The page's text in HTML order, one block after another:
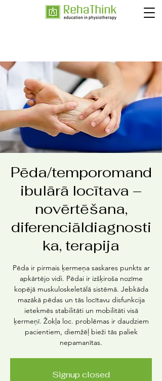
Pēda/temporomand
ibulārā locītava –
novērtēšana,
diferenciāldiagnosti
ka, terapija
Pēda ir pirmais ķermeņa saskares punkts ar
apkārtējo vidi. Pēdai ir izšķiroša nozīme
kopējā muskuloskeletālā sistēmā. Jebkāda
mazākā pēdas un tās locītavu disfunkcija
ietekmēs stabilitāti un mobilitāti visā
ķermeņī. Žokļa loc. problēmas ir daudziem
pacientiem, diemžēļ bieži tās paliek
nepamanītas.
Signup closed